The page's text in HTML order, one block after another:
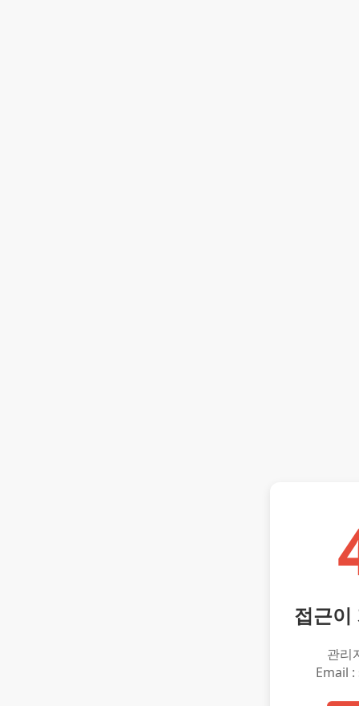
접근이
관리
Email